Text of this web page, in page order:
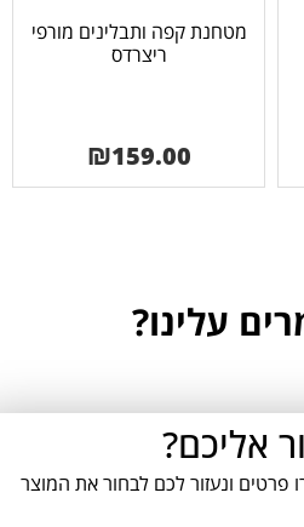
מטחנת קפה ותבלינים מורפי
ריצרדס
₪159.00
עלינו?
אליכם?
פרטים ונעזור לכם לבחור את המוצר